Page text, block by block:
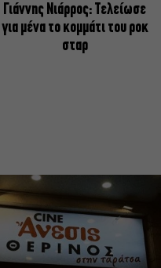
Γιάννης Νιάρρος: Τελείωσε
για μένα το κομμάτι του ροκ
σταρ